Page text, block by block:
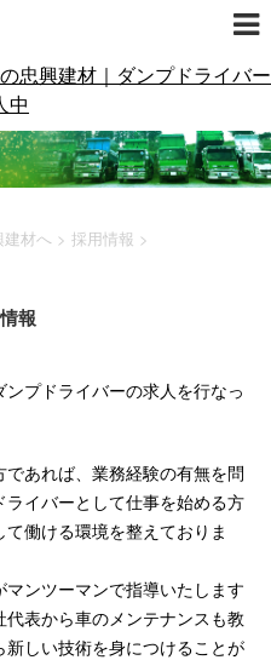
建材へ > 採用情報 >
報
プドライバーの求人を行なっ
あれば、業務経験の有無を問
イバーとして仕事を始める方
働ける環境を整えておりま
ンツーマンで指導いたします
表から車のメンテナンスも教
しい技術を身につけることが